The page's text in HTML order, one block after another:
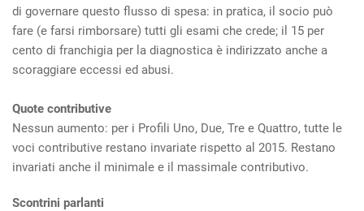
di governare questo flusso di spesa: in pratica, il socio può
fare (e farsi rimborsare) tutti gli esami che crede; il 15 per
cento di franchigia per la diagnostica è indirizzato anche a
scoraggiare eccessi ed abusi.
Quote contributive
Nessun aumento: per i Profili Uno, Due, Tre e Quattro, tutte le
voci contributive restano invariate rispetto al 2015. Restano
invariati anche il minimale e il massimale contributivo.
Scontrini parlanti